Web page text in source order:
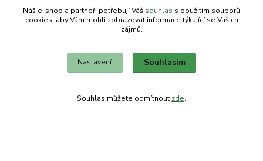
Petra
+420 734303223
info@splneny-sen.cz
Náš e-shop a partneři potřebují Váš souhlas s použitím souborů
cookies, aby Vám mohli zobrazovat informace týkající se Vašich
zájmů.
Nastavení Souhlasím
Souhlas můžete odmítnout zde.